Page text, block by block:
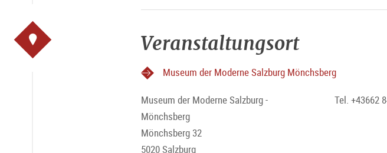
Veranstaltungsort
Museum der Moderne Salzburg Mönchsberg
Museum der Moderne Salzburg -
Mönchsberg
Mönchsberg 32
5020 Salzburg
Tel. +43662